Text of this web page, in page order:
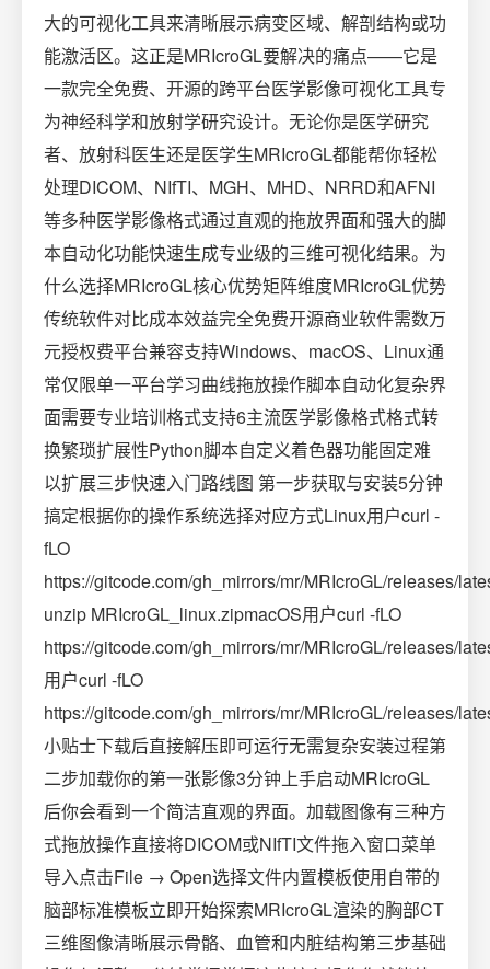
大的可视化工具来清晰展示病变区域、解剖结构或功
能激活区。这正是MRIcroGL要解决的痛点——它是
一款完全免费、开源的跨平台医学影像可视化工具专
为神经科学和放射学研究设计。无论你是医学研究
者、放射科医生还是医学生MRIcroGL都能帮你轻松
处理DICOM、NIfTI、MGH、MHD、NRRD和AFNI
等多种医学影像格式通过直观的拖放界面和强大的脚
本自动化功能快速生成专业级的三维可视化结果。为
什么选择MRIcroGL核心优势矩阵维度MRIcroGL优势
传统软件对比成本效益完全免费开源商业软件需数万
元授权费平台兼容支持Windows、macOS、Linux通
常仅限单一平台学习曲线拖放操作脚本自动化复杂界
面需要专业培训格式支持6主流医学影像格式格式转
换繁琐扩展性Python脚本自定义着色器功能固定难
以扩展三步快速入门路线图 第一步获取与安装5分钟
搞定根据你的操作系统选择对应方式Linux用户curl -
fLO
https://gitcode.com/gh_mirrors/mr/MRIcroGL/releases/
unzip MRIcroGL_linux.zipmacOS用户curl -fLO
https://gitcode.com/gh_mirrors/mr/MRIcroGL/releases/
用户curl -fLO
https://gitcode.com/gh_mirrors/mr/MRIcroGL/releases/
小贴士下载后直接解压即可运行无需复杂安装过程第
二步加载你的第一张影像3分钟上手启动MRIcroGL
后你会看到一个简洁直观的界面。加载图像有三种方
式拖放操作直接将DICOM或NIfTI文件拖入窗口菜单
导入点击File → Open选择文件内置模板使用自带的
脑部标准模板立即开始探索MRIcroGL渲染的胸部CT
三维图像清晰展示骨骼、血管和内脏结构第三步基础